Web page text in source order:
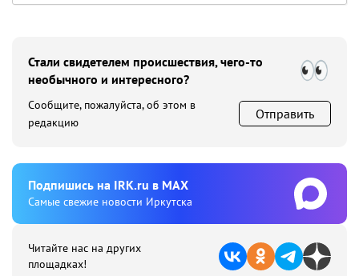
Стали свидетелем происшествия, чего-то
необычного и интересного?
Сообщите, пожалуйста, об этом в
редакцию
Отправить
Подпишиcь на IRK.ru в MAX
Cамые свежие новости Иркутска
Читайте нас на других
площадках!